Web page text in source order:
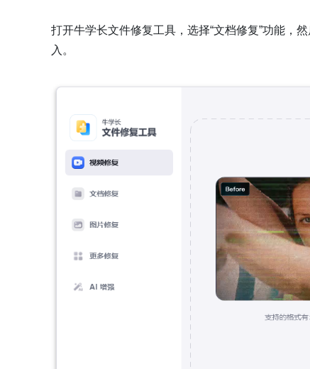
打开牛学长文件修复工具，选择“文档修复”功能，
入。